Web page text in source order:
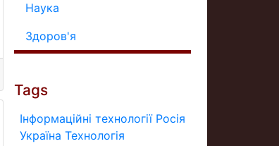
Наука
Здоров'я
Tags
Інформаційні технології Росія
Україна Технологія